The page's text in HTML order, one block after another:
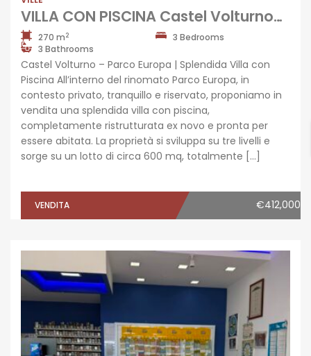
VILLA CON PISCINA Castel Volturno-Parco Europa
270 m2
3 Bedrooms
3 Bathrooms
Castel Volturno – Parco Europa | Splendida Villa con
Piscina All’interno del rinomato Parco Europa, in
contesto privato, tranquillo e riservato, proponiamo in
vendita una splendida villa con piscina,
completamente ristrutturata ex novo e pronta per
essere abitata. La proprietà si sviluppa su tre livelli e
sorge su un lotto di circa 600 mq, totalmente […]
VENDITA €412,000